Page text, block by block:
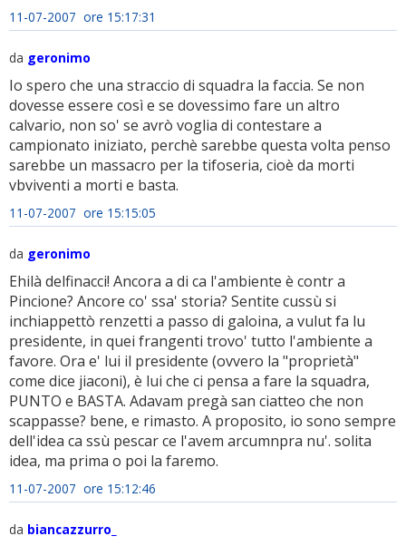
11-07-2007 ore 15:17:31
da geronimo
Io spero che una straccio di squadra la faccia. Se non
dovesse essere così e se dovessimo fare un altro
calvario, non so' se avrò voglia di contestare a
campionato iniziato, perchè sarebbe questa volta penso
sarebbe un massacro per la tifoseria, cioè da morti
vbviventi a morti e basta.
11-07-2007 ore 15:15:05
da geronimo
Ehilà delfinacci! Ancora a di ca l'ambiente è contr a
Pincione? Ancore co' ssa' storia? Sentite cussù si
inchiappettò renzetti a passo di galoina, a vulut fa lu
presidente, in quei frangenti trovo' tutto l'ambiente a
favore. Ora e' lui il presidente (ovvero la "proprietà"
come dice jiaconi), è lui che ci pensa a fare la squadra,
PUNTO e BASTA. Adavam pregà san ciatteo che non
scappasse? bene, e rimasto. A proposito, io sono sempre
dell'idea ca ssù pescar ce l'avem arcumnpra nu'. solita
idea, ma prima o poi la faremo.
11-07-2007 ore 15:12:46
da biancazzurro_